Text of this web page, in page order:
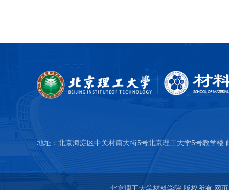
地址：北京海淀区中关村南大街5号北京理工大学5号教学楼